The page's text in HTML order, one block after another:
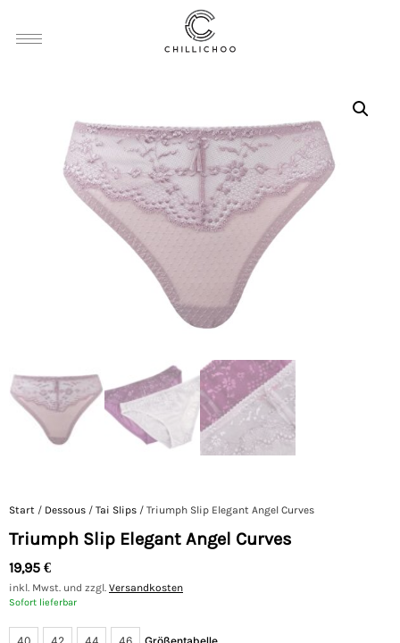
Start / Dessous / Tai Slips / Triumph Slip Elegant Angel Curves
Triumph Slip Elegant Angel Curves
19,95 €
inkl. Mwst. und zzgl. Versandkosten
Sofort lieferbar